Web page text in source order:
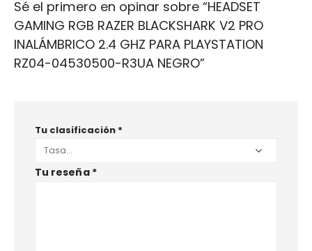
Sé el primero en opinar sobre “HEADSET
GAMING RGB RAZER BLACKSHARK V2 PRO
INALÁMBRICO 2.4 GHZ PARA PLAYSTATION
RZ04-04530500-R3UA NEGRO”
Tu clasificación *
Tu reseña *